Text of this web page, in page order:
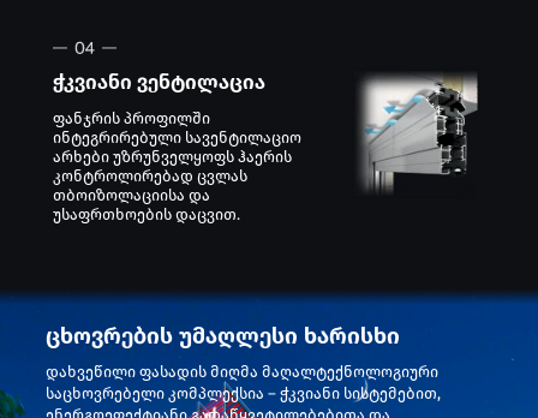
ფანჯრის პროფილში
ინტეგრირებული სავენტილაციო
არხები უზრუნველყოფს ჰაერის
კონტროლირებად ცვლას
თბოიზოლაციისა და
უსაფრთხოების დაცვით.
ჭკვიანი ვენტილაცია
ცხოვრების უმაღლესი ხარისხი
დახვეწილი ფასადის მიღმა მაღალტექნოლოგიური
საცხოვრებელი კომპლექსია – ჭკვიანი სისტემებით,